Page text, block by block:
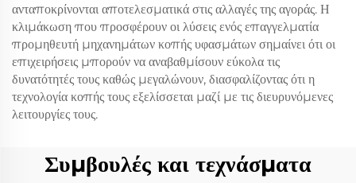
ανταποκρίνονται αποτελεσματικά στις αλλαγές της αγοράς. Η
κλιμάκωση που προσφέρουν οι λύσεις ενός επαγγελματία
προμηθευτή μηχανημάτων κοπής υφασμάτων σημαίνει ότι οι
επιχειρήσεις μπορούν να αναβαθμίσουν εύκολα τις
δυνατότητές τους καθώς μεγαλώνουν, διασφαλίζοντας ότι η
τεχνολογία κοπής τους εξελίσσεται μαζί με τις διευρυνόμενες
λειτουργίες τους.
Συμβουλές και τεχνάσματα